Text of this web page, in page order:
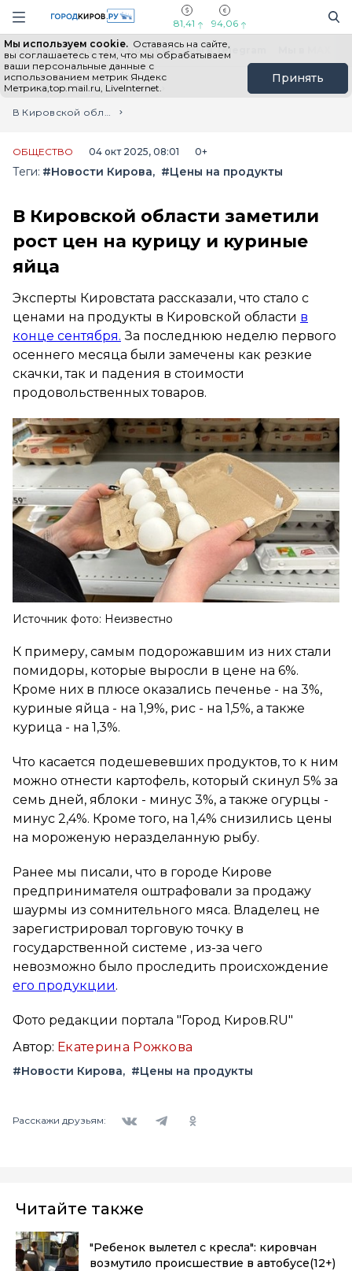
Навигация сайта
81,41 94,06
Мы используем cookie. Оставаясь на сайте,
вы соглашаетесь с тем, что мы обрабатываем
ваши персональные данные с
использованием метрик Яндекс
Метрика,top.mail.ru, LiveInternet.
Принять
Выборы - 2026 Все новости Мы в Telegram
Главная
Лента новостей
В Кировской области заметили рост цен на курицу и куриные яйца
ОБЩЕСТВО 04 окт 2025, 08:01 0+
Теги: #Новости Кирова #Цены на продукты
В Кировской области заметили
рост цен на курицу и куриные
яйца
Эксперты Кировстата рассказали, что стало с
ценами на продукты в Кировской области в
конце сентября. За последнюю неделю первого
осеннего месяца были замечены как резкие
скачки, так и падения в стоимости
продовольственных товаров.
Источник фото: Неизвестно
К примеру, самым подорожавшим из них стали
помидоры, которые выросли в цене на 6%.
Кроме них в плюсе оказались печенье - на 3%,
куриные яйца - на 1,9%, рис - на 1,5%, а также
курица - на 1,3%.
Что касается подешевевших продуктов, то к ним
можно отнести картофель, который скинул 5% за
семь дней, яблоки - минус 3%, а также огурцы -
минус 2,4%. Кроме того, на 1,4% снизились цены
на мороженую неразделанную рыбу.
Ранее мы писали, что в городе Кирове
предпринимателя оштрафовали за продажу
шаурмы из сомнительного мяса. Владелец не
зарегистрировал торговую точку в
государственной системе , из-за чего
невозможно было проследить происхождение
его продукции.
Фото редакции портала "Город Киров.RU"
Автор: Екатерина Рожкова
#Новости Кирова #Цены на продукты
Расскажи друзьям:
Читайте также
"Ребенок вылетел с кресла": кировчан
возмутило происшествие в автобусе(12+)